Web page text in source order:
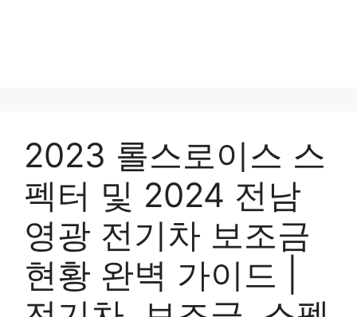
2023 롤스로이스 스
펙터 및 2024 전남
영광 전기차 보조금
현황 완벽 가이드 |